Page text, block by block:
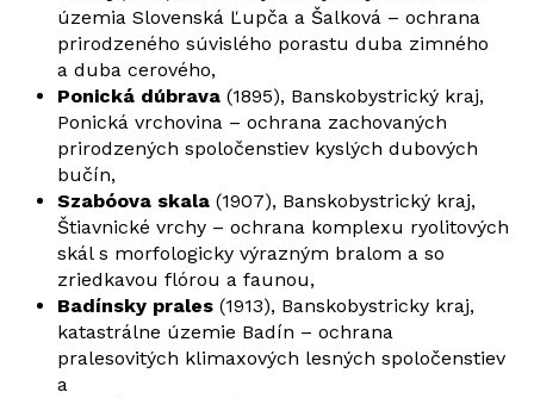
územia Slovenská Ľupča a Šalková – ochrana
prirodzeného súvislého porastu duba zimného
a duba cerového,
Ponická dúbrava (1895), Banskobystrický kraj,
Ponická vrchovina – ochrana zachovaných
prirodzených spoločenstiev kyslých dubových
bučín,
Szabóova skala (1907), Banskobystrický kraj,
Štiavnické vrchy – ochrana komplexu ryolitových
skál s morfologicky výrazným bralom a so
zriedkavou flórou a faunou,
Badínsky prales (1913), Banskobystricky kraj,
katastrálne územie Badín – ochrana
pralesovitých klimaxových lesných spoločenstiev
a